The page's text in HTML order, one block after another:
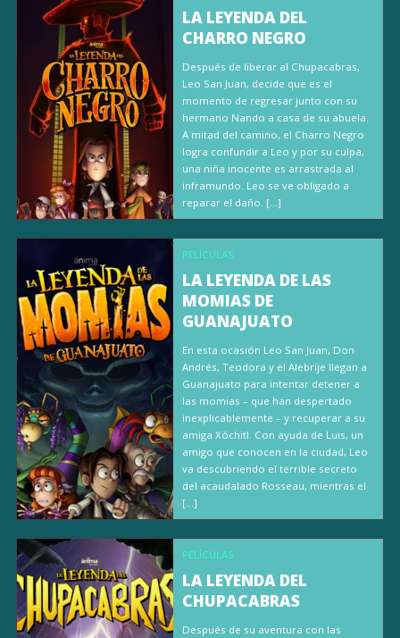
LA LEYENDA DEL
CHARRO NEGRO
Después de liberar al Chupacabras,
Leo San Juan, decide que es el
momento de regresar junto con su
hermano Nando a casa de su abuela.
A mitad del camino, el Charro Negro
logra confundir a Leo y por su culpa,
una niña inocente es arrastrada al
inframundo. Leo se ve obligado a
reparar el daño. […]
PELÍCULAS
LA LEYENDA DE LAS
MOMIAS DE
GUANAJUATO
En esta ocasión Leo San Juan, Don
Andrés, Teodora y el Alebrije llegan a
Guanajuato para intentar detener a
las momias – que han despertado
inexplicablemente – y recuperar a su
amiga Xóchitl. Con ayuda de Luis, un
amigo que conocen en la ciudad, Leo
va descubriendo el terrible secreto
del acaudalado Rosseau, mientras el
[…]
PELÍCULAS
LA LEYENDA DEL
CHUPACABRAS
Después de su aventura con las